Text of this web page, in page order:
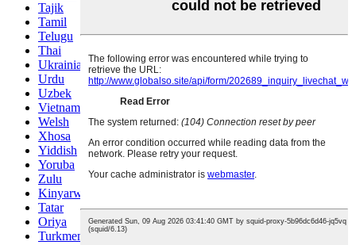
Tajik
Tamil
Telugu
Thai
Ukrainian
Urdu
Uzbek
Vietnamese
Welsh
Xhosa
Yiddish
Yoruba
Zulu
Kinyarwanda
Tatar
Oriya
Turkmen